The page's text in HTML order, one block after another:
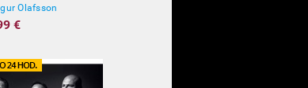
Olafsson
€